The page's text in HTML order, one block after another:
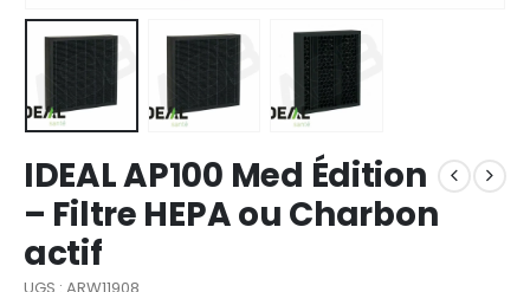
IDEAL AP100 Med Édition
– Filtre HEPA ou Charbon
actif